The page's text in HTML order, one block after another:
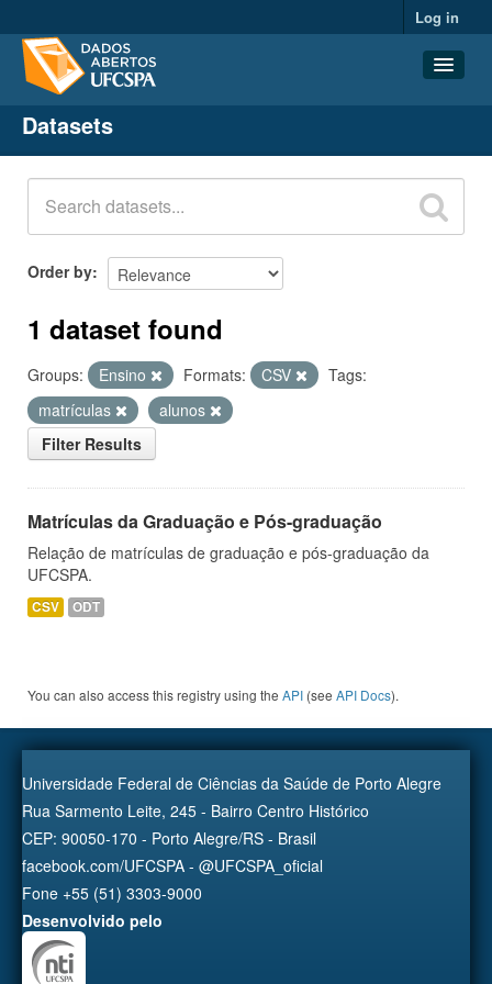
Log in
Datasets
Organizations
Groups
About
Datasets
Order by
1 dataset found
Groups: Ensino Formats: CSV
Tags:
matrículas
alunos
Filter Results
Matrículas da Graduação e Pós-graduação
Relação de matrículas de graduação e pós-graduação da
UFCSPA.
CSV ODT
You can also access this registry using the API (see API Docs).
Universidade Federal de Ciências da Saúde de Porto Alegre
Rua Sarmento Leite, 245 - Bairro Centro Histórico
CEP: 90050-170 - Porto Alegre/RS - Brasil
facebook.com/UFCSPA - @UFCSPA_oficial
Fone +55 (51) 3303-9000
Desenvolvido pelo